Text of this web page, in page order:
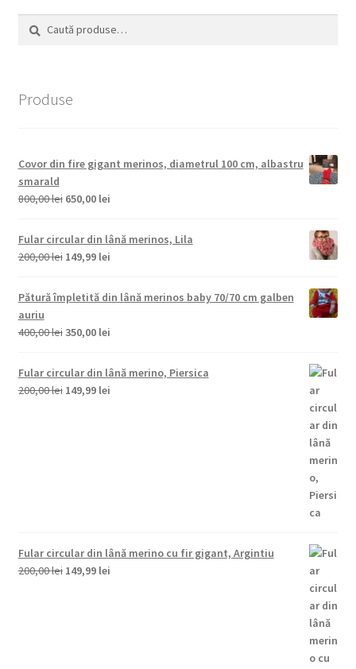
Caută
după:
Caută
Produse
Covor din fire gigant merinos, diametrul 100 cm, albastru
smarald
800,00lei Prețul
fost:
650,00 leiPrețul
este:
650,00 lei.
Fular circular din lână merinos, Lila
200,00lei Prețul
200,00 lei.
149,99 leiPrețul
este:
Pătură împletită din lână merinos baby 70/70 cm galben
auriu
400,00lei Prețul
fost:
350,00 leiPrețul
este:
350,00 lei.
Fular circular din lână merino, Piersica
200,00lei Prețul
149,99 leiPrețul
Fular circular din lână merino cu fir gigant, Argintiu
200,00lei Prețul
149,99 leiPrețul